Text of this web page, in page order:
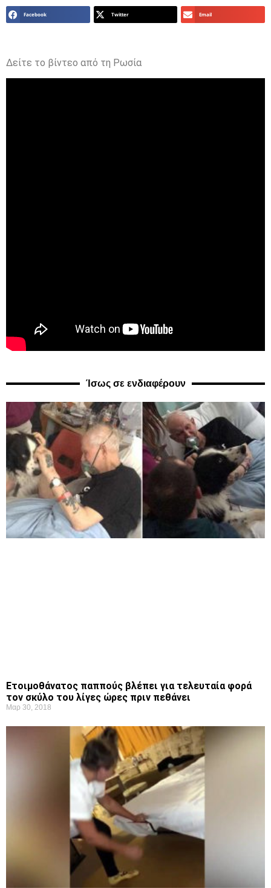
Facebook Twitter Email
Δείτε το βίντεο από τη Ρωσία
Ίσως σε ενδιαφέρουν
Ετοιμοθάνατος παππούς βλέπει για τελευταία φορά
τον σκύλο του λίγες ώρες πριν πεθάνει
Μαρ 30, 2018